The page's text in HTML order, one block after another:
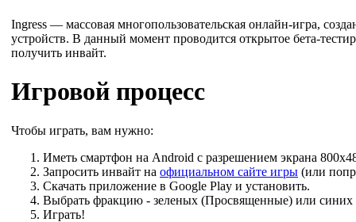
Ingress — массовая многопользовательская онлайн-игра,
устройств. В данный момент проводится открытое бета-
получить инвайт.
Игровой процесс
Чтобы играть, вам нужно:
Иметь смартфон на Android с разрешением экрана
Запросить инвайт на официальном сайте игры (или
Скачать приложение в Google Play и установить.
Выбрать фракцию - зеленых (Просвященные) или синих
Играть!